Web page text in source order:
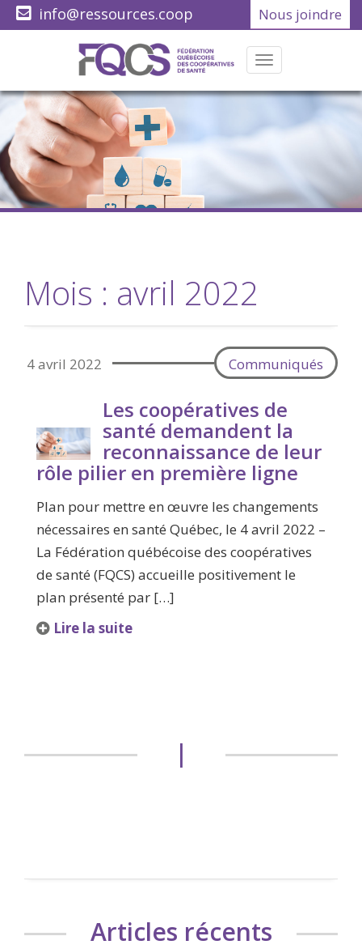
Nous joindre
info@ressources.coop
(418) 622-1001
Menu
Mois : avril 2022
Communiqués
4 avril 2022
Les coopératives de
santé demandent la
reconnaissance de leur
rôle pilier en première ligne
Plan pour mettre en œuvre les changements
nécessaires en santé Québec, le 4 avril 2022 –
La Fédération québécoise des coopératives
de santé (FQCS) accueille positivement le
plan présenté par […]
Lire la suite
|
Articles récents